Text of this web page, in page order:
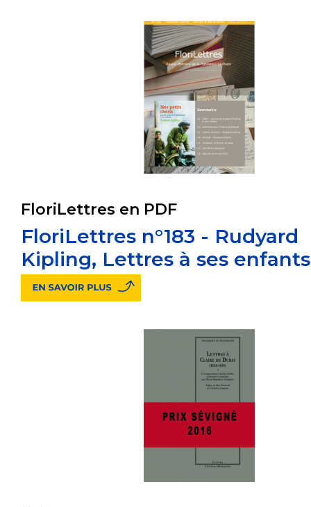
FloriLettres en PDF
FloriLettres n°183 - Rudyard
Kipling, Lettres à ses enfants